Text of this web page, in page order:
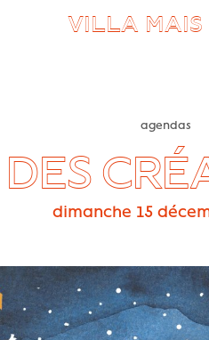
VILLA MAIS
agendas
dimanche 15